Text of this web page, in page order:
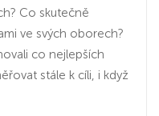
Co skutečně
ve svých oborech?
co nejlepších
stále k cíli, i když